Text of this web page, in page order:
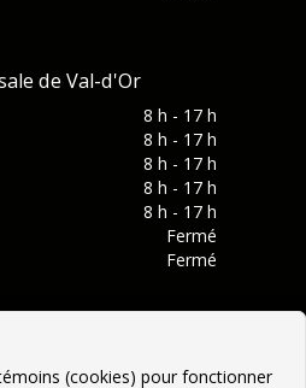
de Val-d'Or
8 h - 17 h
8 h - 17 h
8 h - 17 h
8 h - 17 h
8 h - 17 h
Fermé
Fermé
(cookies) pour fonctionner